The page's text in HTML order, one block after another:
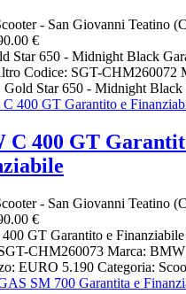
- San Giovanni Teatino
€
Star 650 - Midnight Black
Codice: SGT-CHM260072
Star 650 - Midnight Black
C 400 GT
- San Giovanni Teatino
€
GT Garantito e
CHM260073 Marca:
EURO 5.190 Categoria: